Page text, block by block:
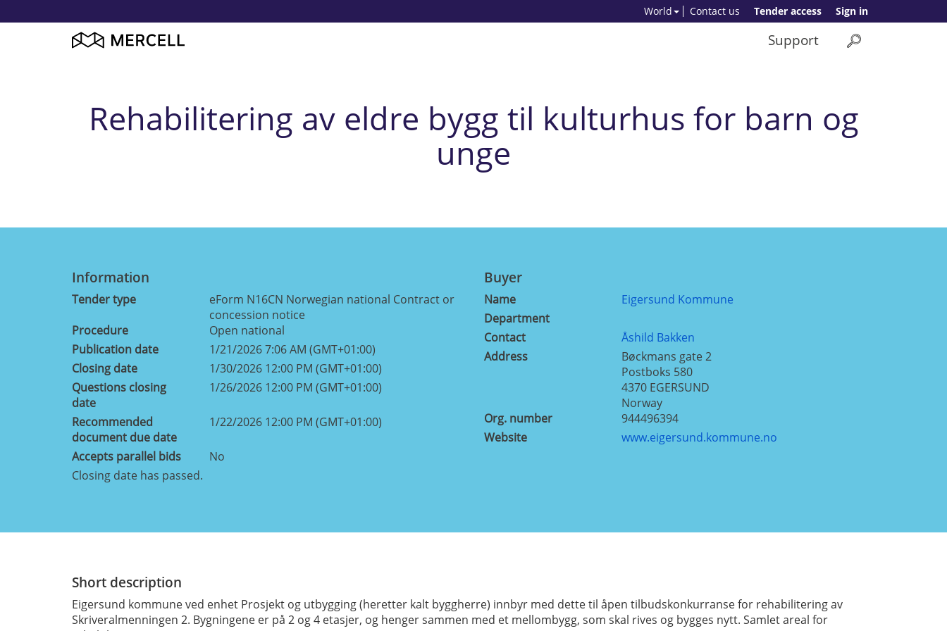
Sign in
Tender access
Contact us
World
Support
Rehabilitering av eldre bygg til kulturhus for barn og
unge
Information
Tender type
eForm N16CN Norwegian national Contract or
concession notice
Procedure
Open national
Publication date
1/21/2026 7:06 AM (GMT+01:00)
Closing date
1/30/2026 12:00 PM (GMT+01:00)
Questions closing
date
1/26/2026 12:00 PM (GMT+01:00)
Recommended
document due date
1/22/2026 12:00 PM (GMT+01:00)
Accepts parallel bids No
Buyer
Name
Eigersund Kommune
Department
Contact
Åshild Bakken
Address
Bøckmans gate 2
Postboks 580
4370 EGERSUND
Norway
Org. number
944496394
Website
www.eigersund.kommune.no
Closing date has passed.
Short description
Eigersund kommune ved enhet Prosjekt og utbygging (heretter kalt byggherre) innbyr med dette til åpen tilbudskonkurranse for rehabilitering av
Skriveralmenningen 2. Bygningene er på 2 og 4 etasjer, og henger sammen med et mellombygg, som skal rives og bygges nytt. Samlet areal for